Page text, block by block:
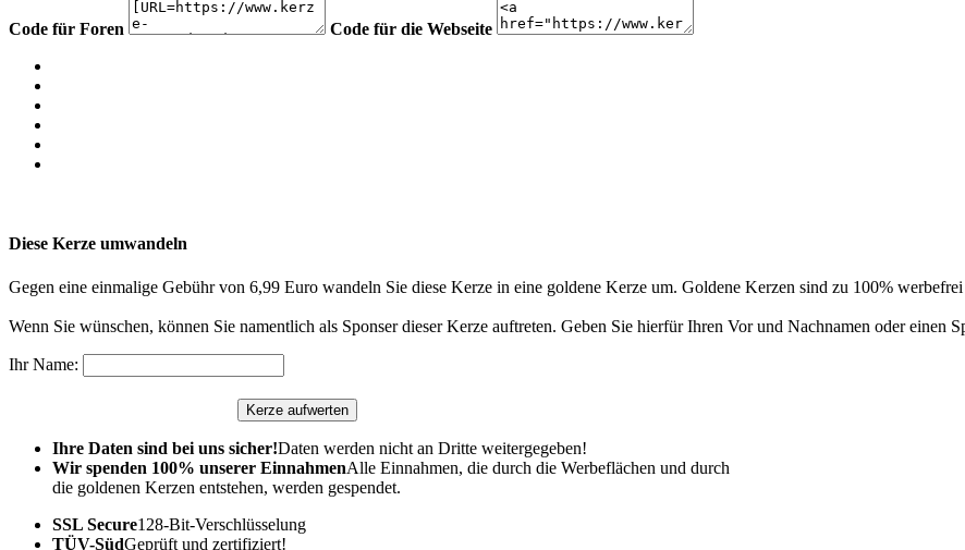
Code für Foren Code für die Webseite
Diese Kerze umwandeln
Gegen eine einmalige Gebühr von 6,99 Euro wandeln Sie diese Kerze in eine goldene Kerze um. Goldene Kerzen sind zu 100%
Wenn Sie wünschen, können Sie namentlich als Sponser dieser Kerze auftreten. Geben Sie hierfür Ihren Vor und Nachnamen oder einen
Ihr Name:
Ihre Daten sind bei uns sicher!Daten werden nicht an Dritte weitergegeben!
Wir spenden 100% unserer EinnahmenAlle Einnahmen, die durch die Werbeflächen und durch
die goldenen Kerzen entstehen, werden gespendet.
SSL Secure128-Bit-Verschlüsselung
TÜV-SüdGeprüft und zertifiziert!